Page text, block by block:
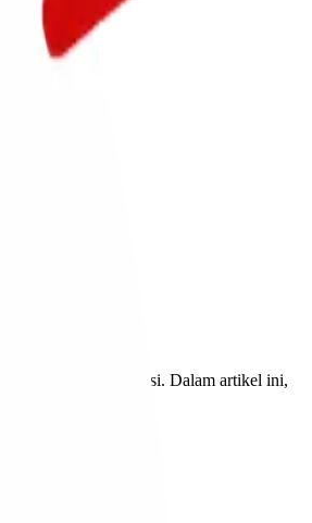
atau diproduksi. Dalam artikel ini,
ini.